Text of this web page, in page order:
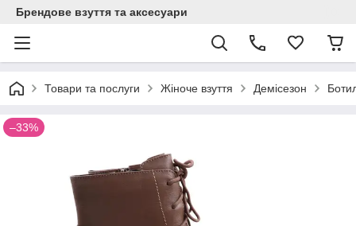
Брендове взуття та аксесуари
Товари та послуги Жіноче взуття Демісезон
–33%